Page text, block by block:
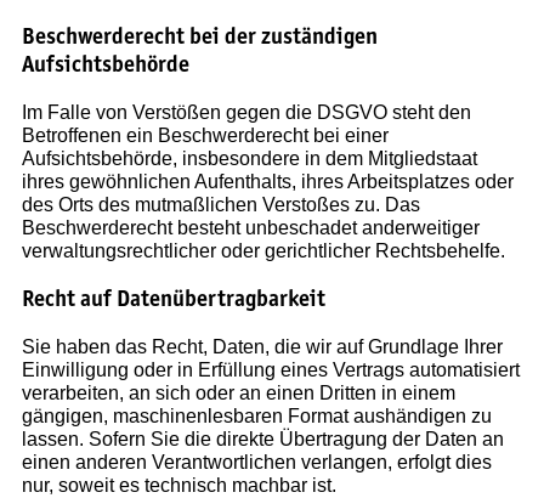
Beschwerderecht bei der zuständigen
Aufsichtsbehörde
Im Falle von Verstößen gegen die DSGVO steht den
Betroffenen ein Beschwerderecht bei einer
Aufsichtsbehörde, insbesondere in dem Mitgliedstaat
ihres gewöhnlichen Aufenthalts, ihres Arbeitsplatzes oder
des Orts des mutmaßlichen Verstoßes zu. Das
Beschwerderecht besteht unbeschadet anderweitiger
verwaltungsrechtlicher oder gerichtlicher Rechtsbehelfe.
Recht auf Datenübertragbarkeit
Sie haben das Recht, Daten, die wir auf Grundlage Ihrer
Einwilligung oder in Erfüllung eines Vertrags automatisiert
verarbeiten, an sich oder an einen Dritten in einem
gängigen, maschinenlesbaren Format aushändigen zu
lassen. Sofern Sie die direkte Übertragung der Daten an
einen anderen Verantwortlichen verlangen, erfolgt dies
nur, soweit es technisch machbar ist.